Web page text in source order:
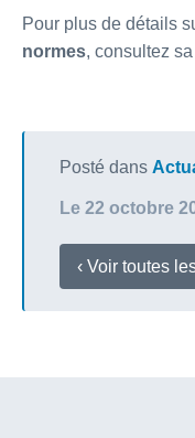
Pour plus de détails
normes, consultez sa
Posté dans
Le 22 octobre
‹ Voir toutes